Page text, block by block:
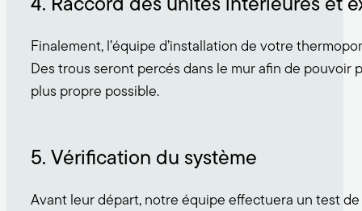
Finalement, l’équipe d’installation de votre
Des trous seront percés dans le mur afin de pouvoir
plus propre possible.
5. Vérification du système
Avant leur départ, notre équipe effectuera un test